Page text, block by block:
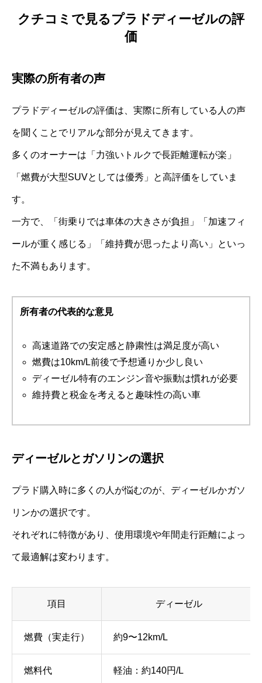
クチコミで見るプラドディーゼルの評
価
実際の所有者の声
プラドディーゼルの評価は、実際に所有している人の声
を聞くことでリアルな部分が見えてきます。
多くのオーナーは「力強いトルクで長距離運転が楽」
「燃費が大型SUVとしては優秀」と高評価をしていま
す。
一方で、「街乗りでは車体の大きさが負担」「加速フィ
ールが重く感じる」「維持費が思ったより高い」といっ
た不満もあります。
所有者の代表的な意見
高速道路での安定感と静粛性は満足度が高い
燃費は10km/L前後で予想通りか少し良い
ディーゼル特有のエンジン音や振動は慣れが必要
維持費と税金を考えると趣味性の高い車
ディーゼルとガソリンの選択
プラド購入時に多くの人が悩むのが、ディーゼルかガソ
リンかの選択です。
それぞれに特徴があり、使用環境や年間走行距離によっ
て最適解は変わります。
項目 ディーゼル
燃費（実走行） 約9〜12km/L
燃料代 軽油：約140円/L